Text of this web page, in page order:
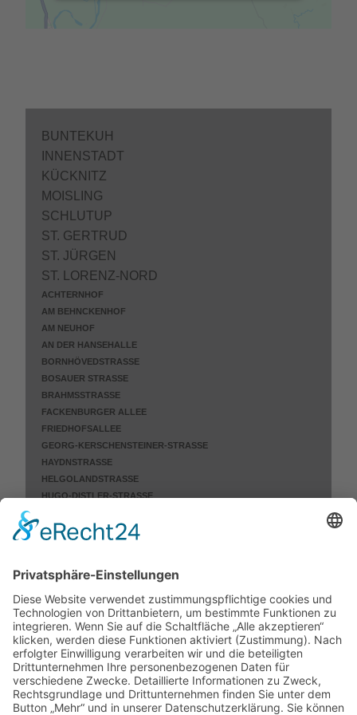
BUNTEKUH
INNENSTADT
KÜCKNITZ
MOISLING
SCHLUTUP
ST. GERTRUD
ST. JÜRGEN
ST. LORENZ-NORD
ACHTERNHOF
AM BEHNCKENHOF
AM NEUHOF
AN DER HANSEHALLE
BORNHÖVEDSTRASSE
BOSAUER STRASSE
BRAHMSSTRASSE
FACKENBURGER ALLEE
FRIEDHOFSALLEE
GEORG-KERSCHENSTEINER-STRASSE
HAYDNSTRASSE
HELGOLANDSTRASSE
HUGO-DISTLER-STRASSE
KREMPELSDORFER ALLEE
SCHWARTAUER ALLEE
SCHWARTAUER LANDSTRASSE
SCHÖNBÖCKENER HAUPTSTRASSE
SCHÖNBÖCKENER STRASSE
STEINRADER WEG
STOCKELSDORFER STRASSE
TRIFTSTRASSE
ZIEGELSTRASSE